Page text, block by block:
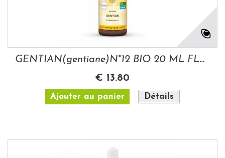
GENTIAN(gentiane)N°12 BIO 20 ML FLEURS DE...
€ 13.80
Ajouter au panier Détails